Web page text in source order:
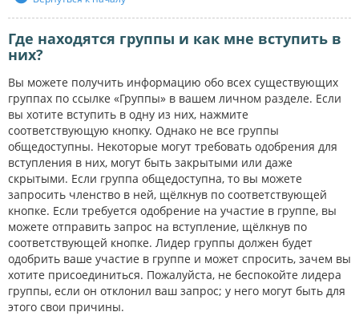
Где находятся группы и как мне вступить в
них?
Вы можете получить информацию обо всех существующих
группах по ссылке «Группы» в вашем личном разделе. Если
вы хотите вступить в одну из них, нажмите
соответствующую кнопку. Однако не все группы
общедоступны. Некоторые могут требовать одобрения для
вступления в них, могут быть закрытыми или даже
скрытыми. Если группа общедоступна, то вы можете
запросить членство в ней, щёлкнув по соответствующей
кнопке. Если требуется одобрение на участие в группе, вы
можете отправить запрос на вступление, щёлкнув по
соответствующей кнопке. Лидер группы должен будет
одобрить ваше участие в группе и может спросить, зачем вы
хотите присоединиться. Пожалуйста, не беспокойте лидера
группы, если он отклонил ваш запрос; у него могут быть для
этого свои причины.